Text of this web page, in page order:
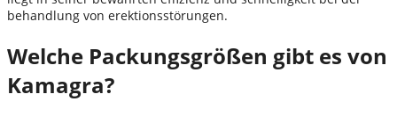
behandlung von erektionsstörungen.
Welche Packungsgrößen gibt es von
Kamagra?